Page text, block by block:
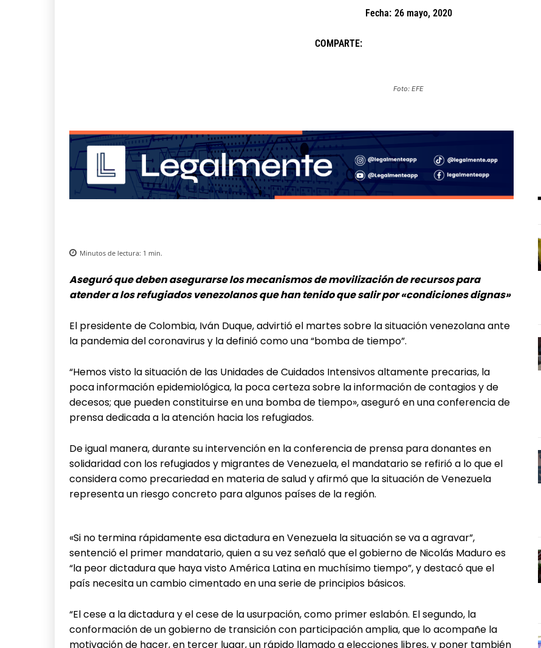
Fecha: 26 mayo, 2020
COMPARTE:
Foto: EFE
Minutos de lectura: 1 min.
Aseguró que deben asegurarse los mecanismos de movilización de recursos para
atender a los refugiados venezolanos que han tenido que salir por «condiciones dignas»
El presidente de Colombia, Iván Duque, advirtió el martes sobre la situación venezolana ante
la pandemia del coronavirus y la definió como una “bomba de tiempo”.
“Hemos visto la situación de las Unidades de Cuidados Intensivos altamente precarias, la
poca información epidemiológica, la poca certeza sobre la información de contagios y de
decesos; que pueden constituirse en una bomba de tiempo», aseguró en una conferencia de
prensa dedicada a la atención hacia los refugiados.
De igual manera, durante su intervención en la conferencia de prensa para donantes en
solidaridad con los refugiados y migrantes de Venezuela, el mandatario se refirió a lo que el
considera como precariedad en materia de salud y afirmó que la situación de Venezuela
representa un riesgo concreto para algunos países de la región.
«Si no termina rápidamente esa dictadura en Venezuela la situación se va a agravar”,
sentenció el primer mandatario, quien a su vez señaló que el gobierno de Nicolás Maduro es
“la peor dictadura que haya visto América Latina en muchísimo tiempo”, y destacó que el
país necesita un cambio cimentado en una serie de principios básicos.
“El cese a la dictadura y el cese de la usurpación, como primer eslabón. El segundo, la
conformación de un gobierno de transición con participación amplia, que lo acompañe la
motivación de hacer, en tercer lugar, un rápido llamado a elecciones libres, y poner también